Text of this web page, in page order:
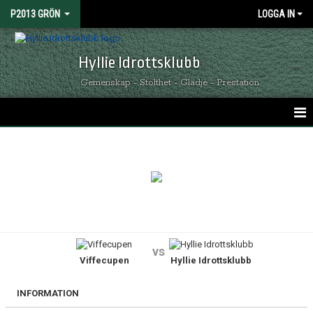
P2013 GRÖN LOGGA IN
Hyllie Idrottsklubb
Gemenskap - Stolthet - Glädje - Prestation
BILDGALLERI
Viffecupen
vs
Hyllie Idrottsklubb
INFORMATION